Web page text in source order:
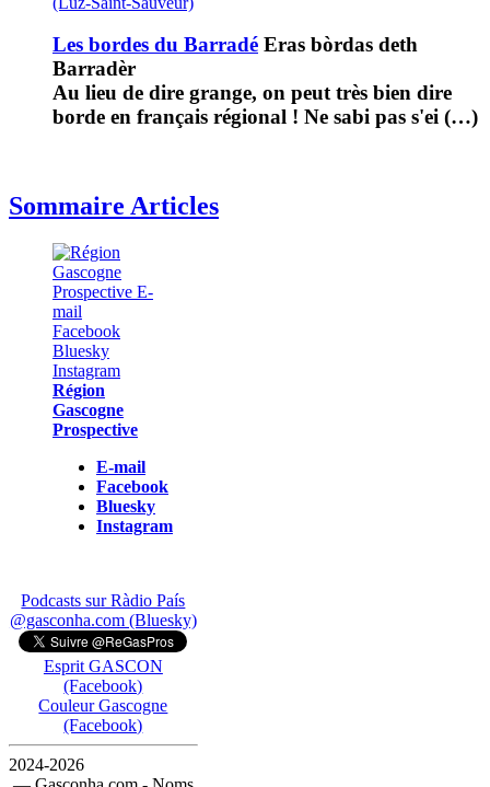
Les bordes du Barradé Eras bòrdas deth
Barradèr
Au lieu de dire grange, on peut très bien dire
borde en français régional ! Ne sabi pas s'ei (…)
Sommaire Articles
Région
Gascogne
Prospective
E-mail
Facebook
Bluesky
Instagram
Podcasts sur Ràdio País
@gasconha.com (Bluesky)
Esprit GASCON
(Facebook)
Couleur Gascogne
(Facebook)
2024-2026